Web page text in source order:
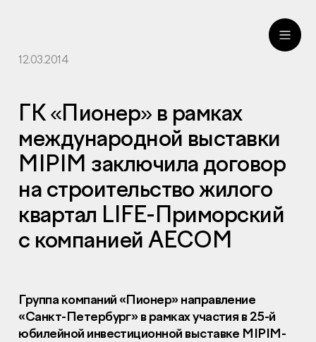
12.03.2014
ГК «Пионер» в рамках
международной выставки
MIPIM заключила договор
на строительство жилого
квартал LIFE-Приморский
с компанией AECOM
Группа компаний «Пионер» направление
«Санкт-Петербург» в рамках участия в 25-й
юбилейной инвестиционной выставке MIPIM-